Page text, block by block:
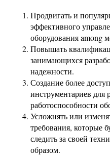
Продвигать и
эффективного
оборудования among
Повышать
занимающихся
надежности.
Создание более
инструментариев для
работоспособности
Усложнять или
требования, которые
следить за своей
образом.